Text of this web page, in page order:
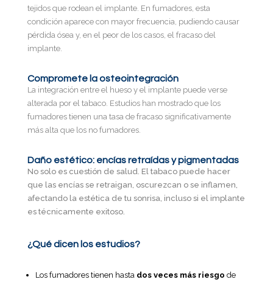
tejidos que rodean el implante. En fumadores, esta
condición aparece con mayor frecuencia, pudiendo causar
pérdida ósea y, en el peor de los casos, el fracaso del
implante.
Compromete la osteointegración
La integración entre el hueso y el implante puede verse
alterada por el tabaco. Estudios han mostrado que los
fumadores tienen una tasa de fracaso significativamente
más alta que los no fumadores.
Daño estético: encías retraídas y pigmentadas
No solo es cuestión de salud. El tabaco puede hacer
que las encías se retraigan, oscurezcan o se inflamen,
afectando la estética de tu sonrisa, incluso si el implante
es técnicamente exitoso.
¿Qué dicen los estudios?
Los fumadores tienen hasta dos veces más riesgo de